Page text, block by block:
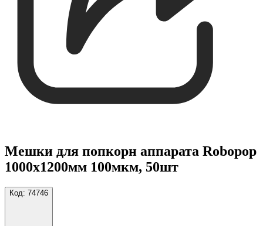
Мешки для попкорн аппарата Robopop
1000х1200мм 100мкм, 50шт
Код: 74746